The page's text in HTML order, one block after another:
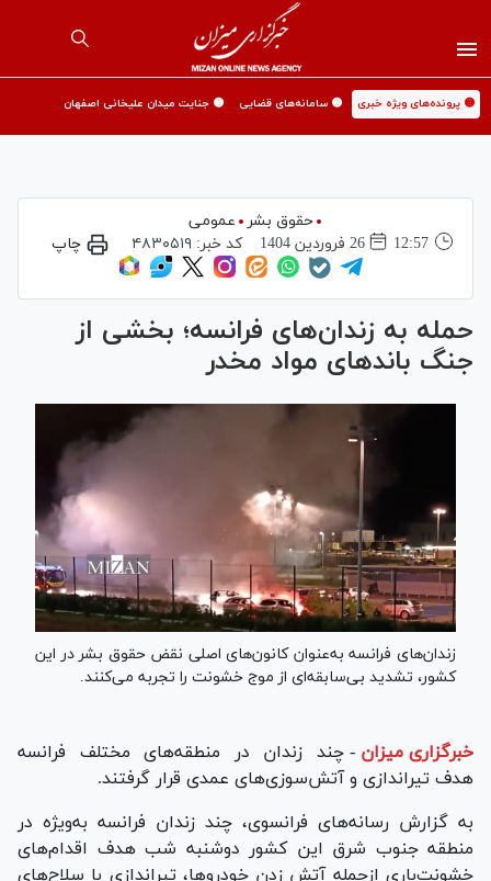
🟡 پرونده‌های ویژه خبری 🟡 سامانه‌های قضایی 🟡 جنایت میدان علیخانی اصفهان
حقوق بشر
عمومی
12:57
26 فروردين 1404 کد خبر: ۴۸۳۰۵۱۹ چاپ
حمله به زندان‌های فرانسه؛ بخشی از
جنگ باندهای مواد مخدر
زندان‌های فرانسه به‌عنوان کانون‌های اصلی نقض حقوق بشر در این
کشور، تشدید بی‌سابقه‌ای از موج خشونت را تجربه می‌کنند.
خبرگزاری میزان - چند زندان در منطقه‌های مختلف فرانسه
هدف تیراندازی و آتش‌سوزی‌های عمدی قرار گرفتند.
به گزارش رسانه‌های فرانسوی، چند زندان فرانسه به‌ویژه در
منطقه جنوب شرق این کشور دوشنبه شب هدف اقدام‌های
خشونت‌باری ازجمله آتش زدن خودروها، تیراندازی با سلاح‌های